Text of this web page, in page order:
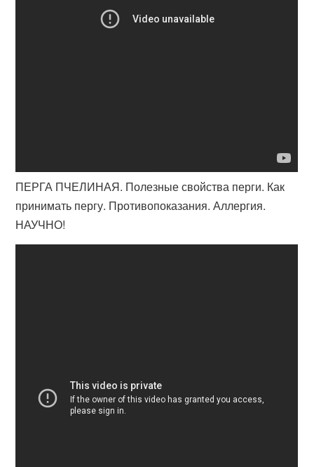
ПЕРГА ПЧЕЛИНАЯ. Полезные свойства перги. Как
принимать пергу. Противопоказания. Аллергия.
НАУЧНО!